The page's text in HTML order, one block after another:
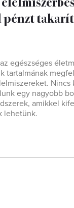
egészséges
tartalmának
Nincs
egy nagyobb
amikkel
lehetünk.